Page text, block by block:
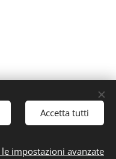
Accetta tutti
impostazioni avanzate